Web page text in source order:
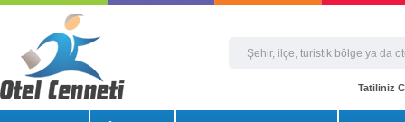
Tatiliniz